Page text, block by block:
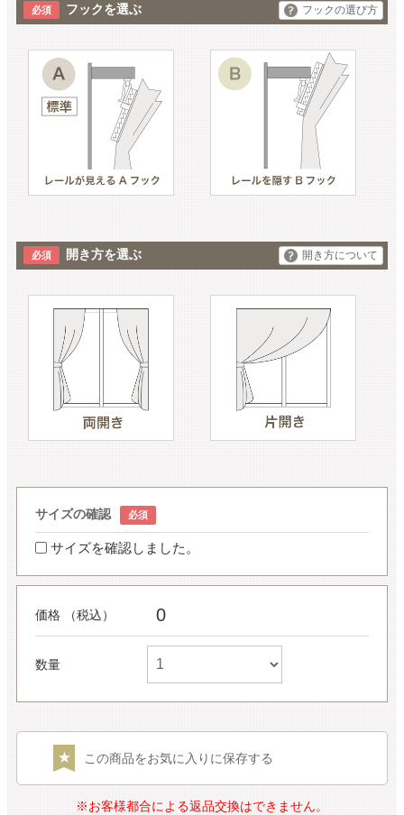
フックを選ぶ フックの選び方
開き方を選ぶ 開き方について
サイズの確認
サイズを確認しました。
価格 （税込） 0
数量
この商品をお気に入りに保存する
※お客様都合による返品交換はできません。